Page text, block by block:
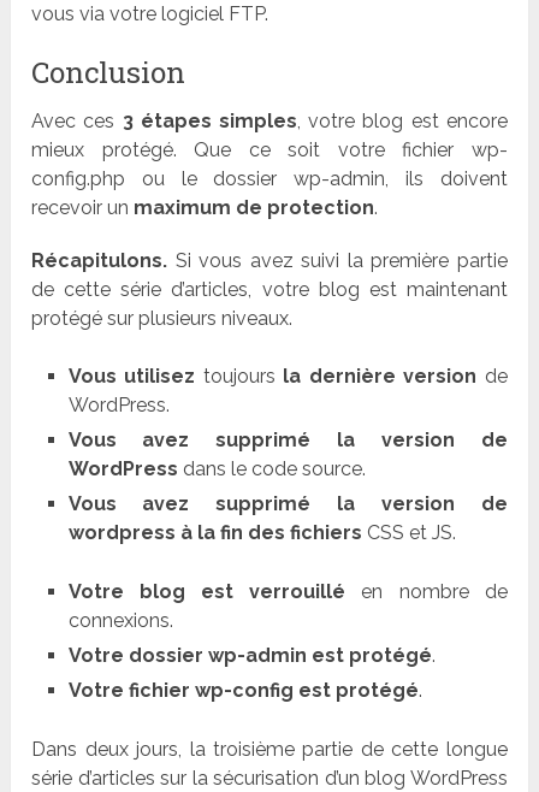
vous via votre logiciel FTP.
Conclusion
Avec ces 3 étapes simples , votre blog est encore
mieux protégé. Que ce soit votre fichier wp-
config.php ou le dossier wp-admin, ils doivent
recevoir un maximum de protection.
Récapitulons. Si vous avez suivi la première partie
de cette série d’articles, votre blog est maintenant
protégé sur plusieurs niveaux.
Vous utilisez toujours la dernière version de
WordPress.
Vous avez supprimé la version de
WordPress dans le code source.
Vous avez supprimé la version de
wordpress à la fin des fichiers CSS et JS.
Votre blog est verrouillé en nombre de
connexions.
Votre dossier wp-admin est protégé.
Votre fichier wp-config est protégé.
Dans deux jours, la troisième partie de cette longue
série d’articles sur la sécurisation d’un blog WordPress